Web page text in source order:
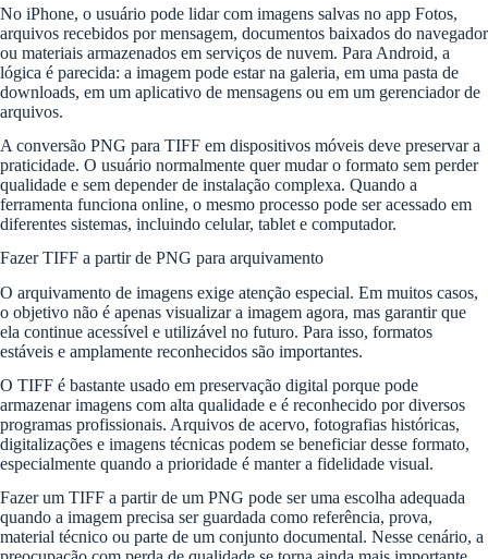
No iPhone, o usuário pode lidar com imagens salvas no app Fotos,
arquivos recebidos por mensagem, documentos baixados do navegador
ou materiais armazenados em serviços de nuvem. Para Android, a
lógica é parecida: a imagem pode estar na galeria, em uma pasta de
downloads, em um aplicativo de mensagens ou em um gerenciador de
arquivos.
A conversão PNG para TIFF em dispositivos móveis deve preservar a
praticidade. O usuário normalmente quer mudar o formato sem perder
qualidade e sem depender de instalação complexa. Quando a
ferramenta funciona online, o mesmo processo pode ser acessado em
diferentes sistemas, incluindo celular, tablet e computador.
Fazer TIFF a partir de PNG para arquivamento
O arquivamento de imagens exige atenção especial. Em muitos casos,
o objetivo não é apenas visualizar a imagem agora, mas garantir que
ela continue acessível e utilizável no futuro. Para isso, formatos
estáveis e amplamente reconhecidos são importantes.
O TIFF é bastante usado em preservação digital porque pode
armazenar imagens com alta qualidade e é reconhecido por diversos
programas profissionais. Arquivos de acervo, fotografias históricas,
digitalizações e imagens técnicas podem se beneficiar desse formato,
especialmente quando a prioridade é manter a fidelidade visual.
Fazer um TIFF a partir de um PNG pode ser uma escolha adequada
quando a imagem precisa ser guardada como referência, prova,
material técnico ou parte de um conjunto documental. Nesse cenário, a